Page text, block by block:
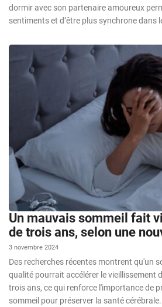
dormir avec son partenaire amoureux
sentiments et d’être plus synchrone dans
Un mauvais sommeil fait
de trois ans, selon une
3 novembre 2024
Des recherches récentes montrent qu'un
qualité pourrait accélérer le vieillissement
trois ans, ce qui renforce l'importance de
sommeil pour préserver la santé cérébrale.